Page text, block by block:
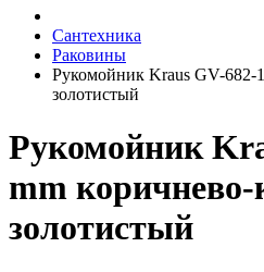
Сантехника
Раковины
Рукомойник Kraus GV-682-
золотистый
Рукомойник
mm коричнево-
золотистый